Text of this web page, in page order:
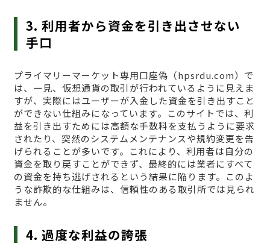
3. 利用者から資金を引き出させない
手口
プライマリーマーケット専用口座偽（hpsrdu.com）で
は、一見、仮想通貨の取引が行われているように見えま
すが、実際にはユーザーが入金した資金を引き出すこと
ができない仕組みになっています。このサイトでは、利
益を引き出すためには高額な手数料を支払うように要求
されたり、突然のシステムメンテナンスや規約変更を告
げられることが多いです。これにより、利用者は自分の
資金を取り戻すことができず、最終的には業者にすべて
の資金を持ち逃げされるという結果に陥ります。このよ
うな詐欺的な仕組みは、信頼性のある取引所では見られ
ません。
4. 過度な利益の誇張